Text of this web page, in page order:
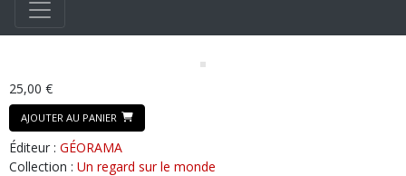
25,00 €
AJOUTER AU PANIER
Éditeur : GÉORAMA
Collection : Un regard sur le monde